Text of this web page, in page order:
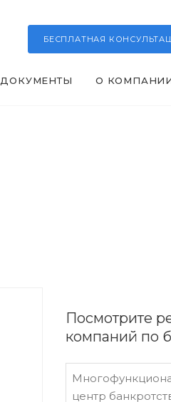
БЕСПЛАТНАЯ
ДОКУМЕНТЫ О
Посмотрите
компаний по
центр